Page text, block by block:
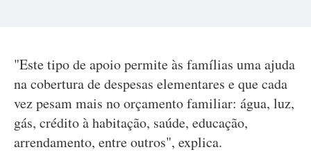
"Este tipo de apoio permite às famílias uma ajuda
na cobertura de despesas elementares e que cada
vez pesam mais no orçamento familiar: água, luz,
gás, crédito à habitação, saúde, educação,
arrendamento, entre outros", explica.